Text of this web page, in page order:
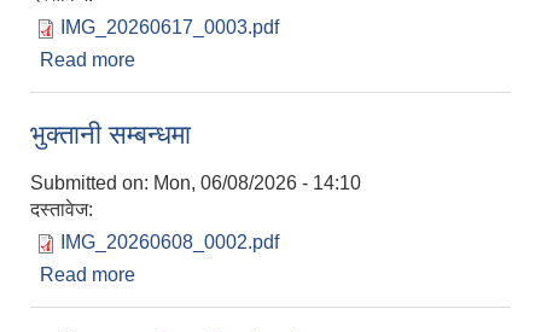
IMG_20260617_0003.pdf
Read more
भुक्तानी सम्बन्धमा
Submitted on: Mon, 06/08/2026 - 14:10
दस्तावेज:
IMG_20260608_0002.pdf
Read more